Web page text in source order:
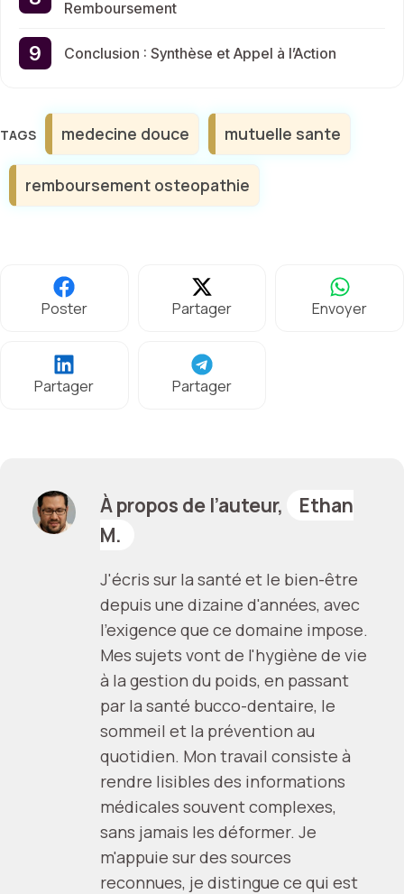
Remboursement
Conclusion : Synthèse et Appel à l’Action
Étiquettes
medecine douce mutuelle sante
remboursement osteopathie
Poster Partager Envoyer
Partager Partager
À propos de l’auteur,
Ethan
M.
J'écris sur la santé et le bien-être
depuis une dizaine d'années, avec
l'exigence que ce domaine impose.
Mes sujets vont de l'hygiène de vie
à la gestion du poids, en passant
par la santé bucco-dentaire, le
sommeil et la prévention au
quotidien. Mon travail consiste à
rendre lisibles des informations
médicales souvent complexes,
sans jamais les déformer. Je
m'appuie sur des sources
reconnues, je distingue ce qui est